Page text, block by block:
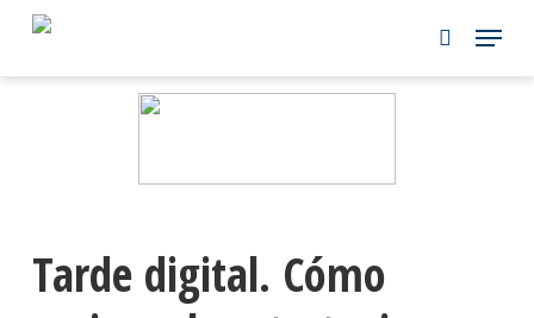
Skip
Tarde digital. Cómo